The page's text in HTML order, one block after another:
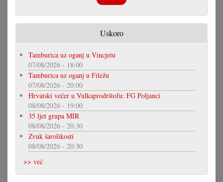
Uskoro
Tamburica uz oganj u Vincjetu
07/08/2026 - 18:00
Tamburica uz oganj u Filežu
07/08/2026 - 20:00
Hrvatski večer u Vulkaprodrštofu: FG Poljanci
08/08/2026 - 19:00
35 ljet grupa MIR
08/08/2026 - 20:30
Zvuk šarolikosti
08/08/2026 - 20:30
>> već